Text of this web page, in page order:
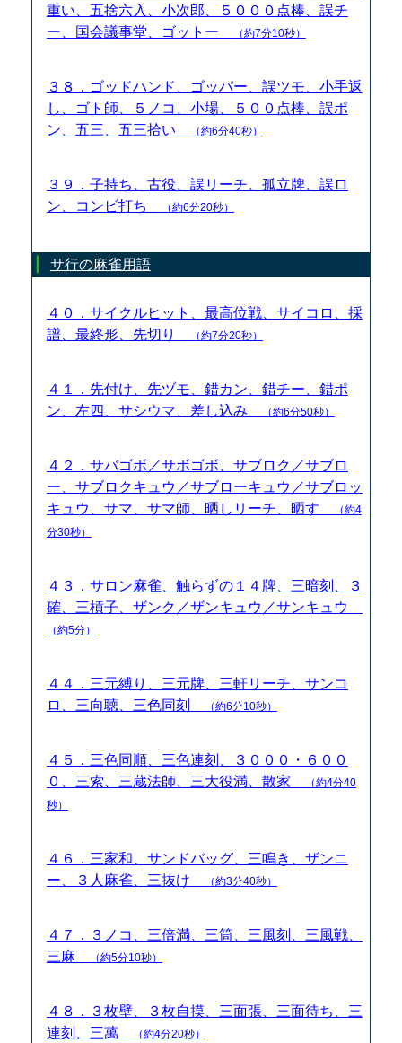
重い、五捨六入、小次郎、５０００点棒、誤チ
ー、国会議事堂、ゴットー
（約7分10秒）
３８．ゴッドハンド、ゴッパー、誤ツモ、小手返
し、ゴト師、５ノコ、小場、５００点棒、誤ポ
ン、五三、五三拾い
（約6分40秒）
３９．子持ち、古役、誤リーチ、孤立牌、誤ロ
ン、コンビ打ち
（約6分20秒）
サ行の麻雀用語
４０．サイクルヒット、最高位戦、サイコロ、採
譜、最終形、先切り
（約7分20秒）
４１．先付け、先ヅモ、錯カン、錯チー、錯ポ
ン、左四、サシウマ、差し込み
（約6分50秒）
４２．サバゴボ／サボゴボ、サブロク／サブロ
ー、サブロクキュウ／サブローキュウ／サブロッ
キュウ、サマ、サマ師、晒しリーチ、晒す
（約4
分30秒）
４３．サロン麻雀、触らずの１４牌、三暗刻、３
確、三槓子、ザンク／ザンキュウ／サンキュウ
（約5分）
４４．三元縛り、三元牌、三軒リーチ、サンコ
ロ、三向聴、三色同刻
（約6分10秒）
４５．三色同順、三色連刻、３０００・６００
０、三索、三蔵法師、三大役満、散家
（約4分40
秒）
４６．三家和、サンドバッグ、三鳴き、ザンニ
ー、３人麻雀、三抜け
（約3分40秒）
４７．３ノコ、三倍満、三筒、三風刻、三風戦、
三麻
（約5分10秒）
４８．３枚壁、３枚自摸、三面張、三面待ち、三
連刻、三萬
（約4分20秒）